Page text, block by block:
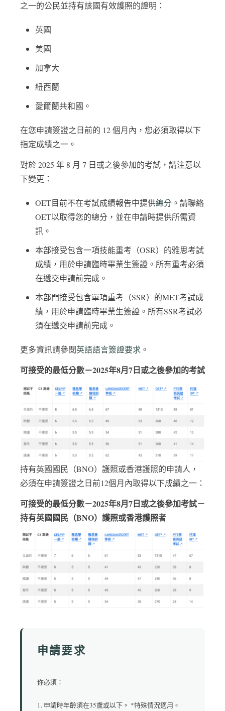
之一的公民並持有該國有效護照的證明：
英國
美國
加拿大
紐西蘭
愛爾蘭共和國。
在您申請簽證之日前的 12 個月內，您必須取得以下
指定成績之一。
對於 2025 年 8 月 7 日或之後參加的考試，請注意以
下變更：
OET目前不在考試成績報告中提供總分 。請聯絡
OET以取得您的總分，並在申請時提供所需資
訊。
本部接受包含一項技能重考（OSR）的雅思考試
成績，用於申請臨時畢業生簽證。所有重考必須
在遞交申請前完成。
本部門接受包含單項重考（SSR）的MET考試成
績，用於申請臨時畢業生簽證。所有SSR考試必
須在遞交申請前完成。
更多資訊請參閱英語語言簽證要求 。
可接受的最低分數－2025年8月7日或之後參加的考試
持有英國國民（BNO）護照或香港護照的申請人，
必須在申請簽證之日前12個月內取得以下成績之一：
可接受的最低分數－2025年8月7日或之後參加考試－
持有英國國民（BNO）護照或香港護照者
申請要求
你必須：
1. 申請時年齡須在35歲或以下。 *特殊情況適用。